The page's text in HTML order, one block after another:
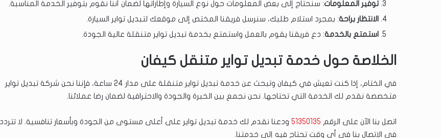
توفير المعلومات: سنحتاج إلى بعض المعلومات حول نوع السيارة وإطاراتها لضمان أننا نقوم بتوفير الخدمة المناسبة.
الانتظار براحة: بمجرد استلام طلبك، سنرسل فريقنا المختص إلى موقعك لتبديل تواير السيارة.
استمتع بالخدمة: دع فريقنا يقوم بالعمل واستمتع بخدمة تبديل تواير متنقلة عالية الجودة.
الخلاصة حول خدمة تبديل تواير متنقل كيفان
في الختام، إذا كنت تعيش في كيفان وتبحث عن خدمة تبديل تواير متنقلة على مدار 24 ساعة، فإننا نحن شركة تبديل تواير
متخصصة نقدم لك الخدمة التي تحتاجها. نحن نجمع بين الخبرة والجودة والاحترافية لضمان رضا عملائنا.
اتصل بنا الآن على الرقم 51350135 ودعنا نقدم لك خدمة تبديل تواير على أعلى مستوى من الجودة وبأسعار تنافسية. لا تتردد
في الاتصال بنا في أي وقت تحتاج فيه إلى خدمتنا.